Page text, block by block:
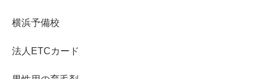
横浜予備校
法人ETCカード